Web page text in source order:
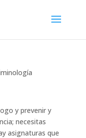
y prevenir y
necesitas
asignaturas que